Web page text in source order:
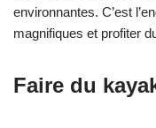
environnantes. C’est
magnifiques et profiter
Faire du